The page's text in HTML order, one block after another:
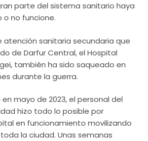
parte del sistema sanitario haya
no funcione.
atención sanitaria secundaria que
de Darfur Central, el Hospital
también ha sido saqueado en
durante la guerra.
mayo de 2023, el personal del
hizo todo lo posible por
en funcionamiento movilizando
la ciudad. Unas semanas